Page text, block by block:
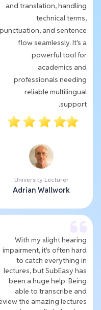
and translation, handling
technical terms,
punctuation, and sentence
flow seamlessly. It's a
powerful tool for
academics and
professionals needing
reliable multilingual
support.
University Lecturer
Adrian Wallwork
With my slight hearing
impairment, it's often hard
to catch everything in
lectures, but SubEasy has
been a huge help. Being
able to transcribe and
the amazing lectures